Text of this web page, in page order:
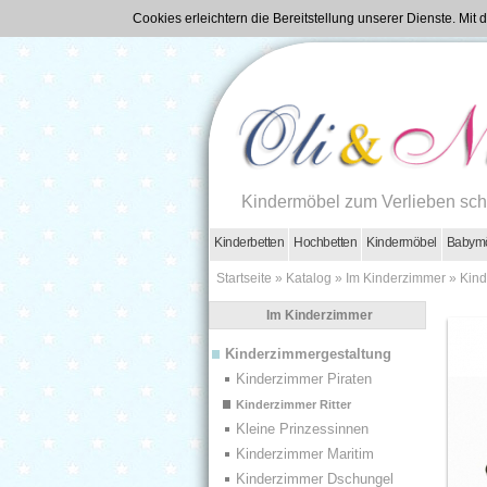
Cookies erleichtern die Bereitstellung unserer Dienste.
Kindermöbel zum Verlieben
Kinderbetten Hochbetten Kindermöbel
Startseite » Katalog » Im Kinderzimmer »
Im Kinderzimmer
Kinderzimmergestaltung
Kinderzimmer Piraten
Kinderzimmer Ritter
Kleine Prinzessinnen
Kinderzimmer Maritim
Kinderzimmer Dschungel